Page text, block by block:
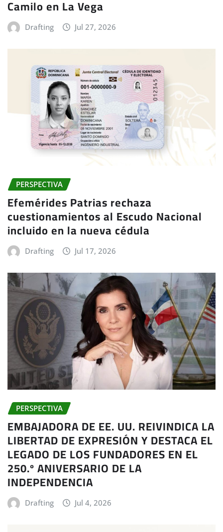
Camilo en La Vega
Drafting Jul 27, 2026
PERSPECTIVA
Efemérides Patrias rechaza
cuestionamientos al Escudo Nacional
incluido en la nueva cédula
Drafting Jul 17, 2026
PERSPECTIVA
EMBAJADORA DE EE. UU. REIVINDICA LA
LIBERTAD DE EXPRESIÓN Y DESTACA EL
LEGADO DE LOS FUNDADORES EN EL
250.º ANIVERSARIO DE LA
INDEPENDENCIA
Drafting Jul 4, 2026